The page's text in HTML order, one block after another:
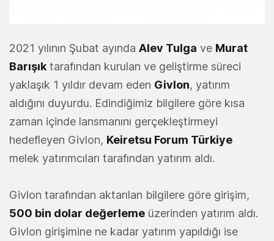
2021 yılının Şubat ayında Alev Tulga ve Murat
Barışık tarafından kurulan ve geliştirme süreci
yaklaşık 1 yıldır devam eden Givlon, yatırım
aldığını duyurdu. Edindiğimiz bilgilere göre kısa
zaman içinde lansmanını gerçekleştirmeyi
hedefleyen Givlon, Keiretsu Forum Türkiye
melek yatırımcıları tarafından yatırım aldı.
Givlon tarafından aktarılan bilgilere göre girişim,
500 bin dolar değerleme üzerinden yatırım aldı.
Givlon girişimine ne kadar yatırım yapıldığı ise